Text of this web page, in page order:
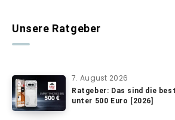
Unsere Ratgeber
7. August 2026
Ratgeber: Das sind die
unter 500 Euro [2026]